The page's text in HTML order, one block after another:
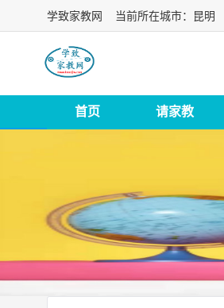
学致家教网 当前所在城市：昆明
首页 请家教